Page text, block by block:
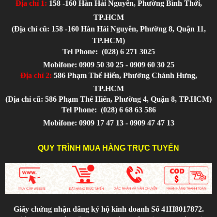
Địa chỉ 1: 158 -160 Hàn Hải Nguyên, Phường Bình Thới,
TP.HCM
(Địa chỉ cũ: 158 -160 Hàn Hải Nguyên, Phường 8, Quận 11,
TP.HCM)
Tel Phone: (028) 6 271 3025
Mobifone: 0909 50 30 25 - 0909 60 30 25
Địa chỉ 2: 586 Phạm Thế Hiển, Phường Chánh Hưng,
TP.HCM
(Địa chỉ cũ: 586 Phạm Thế Hiển, Phường 4, Quận 8, TP.HCM)
Tel Phone: (028) 6 68 63 586
Mobifone: 0909 17 47 13 - 0909 47 47 13
QUY TRÌNH MUA HÀNG TRỰC TUYẾN
Giấy chứng nhận đăng ký hộ kinh doanh Số 41H8017872.